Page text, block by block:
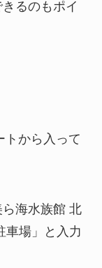
るのもポイ
トから入って
海水族館 北
車場」と入力